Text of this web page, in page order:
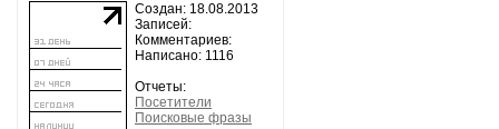
Создан: 18.08.2013
Записей:
Комментариев:
Написано: 1116
Отчеты:
Посетители
Поисковые фразы